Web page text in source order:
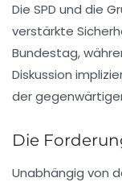
Die SPD und die
verstärkte
Bundestag,
Diskussion
der
Die
Unabhängig von